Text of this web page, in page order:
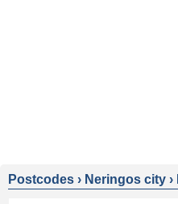
Postcodes › Neringos city ›